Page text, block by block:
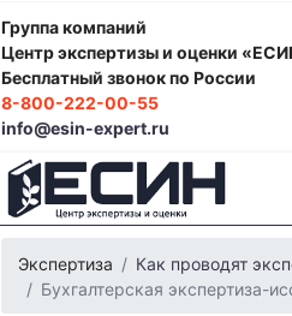
Группа компаний
Центр экспертизы и оценки
Бесплатный звонок по России
8-800-222-00-55
info@esin-expert.ru
Экспертиза
Как проводят
Бухгалтерская экспертиза-